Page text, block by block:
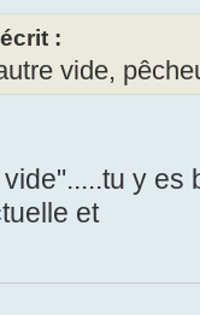
:
vide,
y es
et